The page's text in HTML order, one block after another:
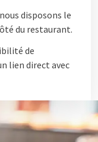
disposons le
du restaurant.
de
lien direct avec